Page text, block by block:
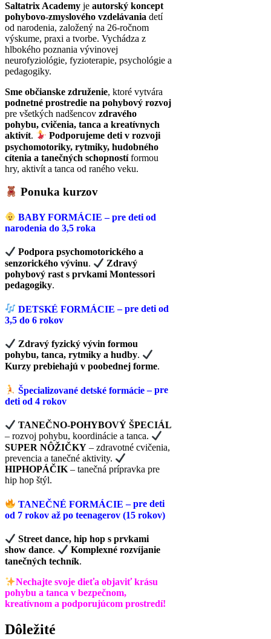
Saltatrix Academy je autorský koncept
pohybovo-zmyslového vzdelávania detí
od narodenia, založený na 26-ročnom
výskume, praxi a tvorbe. Vychádza z
hlbokého poznania vývinovej
neurofyziológie, fyzioterapie, psychológie a
pedagogiky.
Sme občianske združenie, ktoré vytvára
podnetné prostredie na pohybový rozvoj
pre všetkých nadšencov zdravého
pohybu, cvičenia, tanca a kreatívnych
aktivít.
Podporujeme deti v rozvoji
psychomotoriky, rytmiky, hudobného
cítenia a tanečných schopnostíformou
hry, aktivít a tanca od raného veku.
Ponuka kurzov
BABY FORMÁCIE – pre deti od
narodenia do 3,5 roka
Podpora psychomotorického a
senzorického vývinu.
Zdravý
pohybový rast s prvkami Montessori
pedagogiky.
DETSKÉ FORMÁCIE – pre deti od
3,5 do 6 rokov
Zdravý fyzický vývin formou
pohybu, tanca, rytmiky a hudby.
Kurzy prebiehajú v poobednej forme.
Špecializované detské formácie– pre
deti od 4 rokov
TANEČNO-POHYBOVÝ ŠPECIÁL
– rozvoj pohybu, koordinácie a tanca.
SUPER NÔŽIČKY – zdravotné cvičenia,
prevencia a tanečné aktivity.
HIPHOPÁČIK – tanečná prípravka pre
hip hop štýl.
TANEČNÉ FORMÁCIE – pre deti
od 7 rokov až po teenagerov (15 rokov)
Street dance, hip hop s prvkami
show dance.
Komplexné rozvíjanie
tanečných techník.
Nechajte svoje dieťa objaviť krásu
pohybu a tanca v bezpečnom,
kreatívnom a podporujúcom prostredí!
Dôležité